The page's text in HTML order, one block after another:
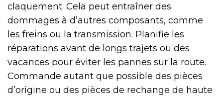
claquement. Cela peut entraîner des
dommages à d’autres composants, comme
les freins ou la transmission. Planifie les
réparations avant de longs trajets ou des
vacances pour éviter les pannes sur la route.
Commande autant que possible des pièces
d’origine ou des pièces de rechange de haute